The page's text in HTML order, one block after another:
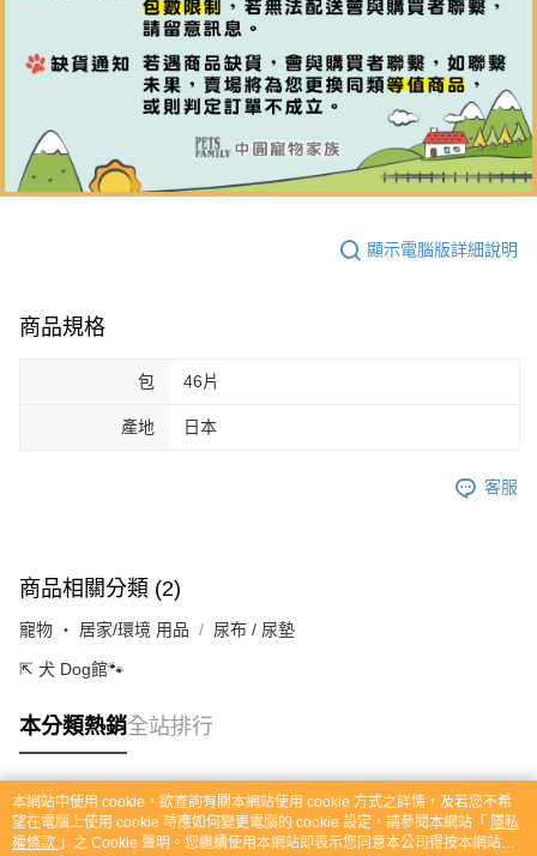
顯示電腦版詳細說明
商品規格
包 46片
產地 日本
客服
商品相關分類 (2)
寵物 ‧ 居家/環境 用品 尿布 / 尿墊
⇱ 犬 Dog館🐾
本分類熱銷全站排行
熱門標籤
本網站中使用 cookie，欲查詢有關本網站使用 cookie 方式之詳情，及若您不希
望在電腦上使用 cookie 時應如何變更電腦的 cookie 設定，請參閱本網站「 隱私
權條款 」之 Cookie 聲明。您繼續使用本網站即表示您同意本公司得按本網站使